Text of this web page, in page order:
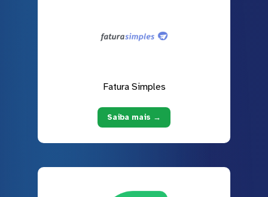
Fatura Simples
Saiba mais →